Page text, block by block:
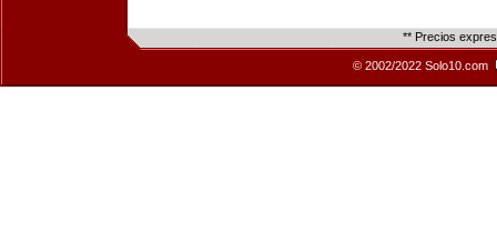
** Precios
© 2002/2022 Solo10.com